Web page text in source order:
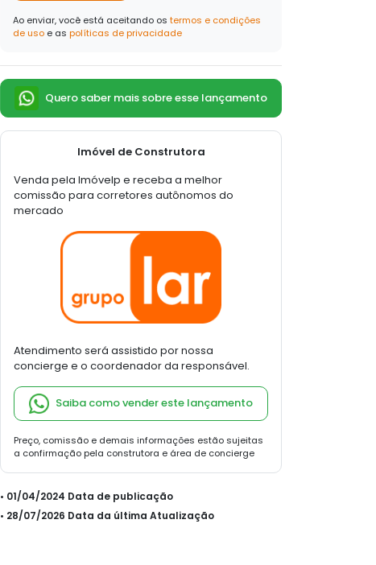
Ao enviar, você está aceitando os termos e condições
de uso e as políticas de privacidade
Quero saber mais sobre esse lançamento
Imóvel de Construtora
Venda pela Imóvelp e receba a melhor
comissão para corretores autônomos do
mercado
Atendimento será assistido por nossa
concierge e o coordenador da responsável.
Saiba como vender este lançamento
Preço, comissão e demais informações estão sujeitas
a confirmação pela construtora e área de concierge
• 01/04/2024 Data de publicação
• 28/07/2026 Data da última Atualização